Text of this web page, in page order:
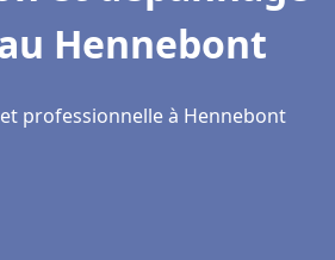
Hennebont
professionnelle à Hennebont